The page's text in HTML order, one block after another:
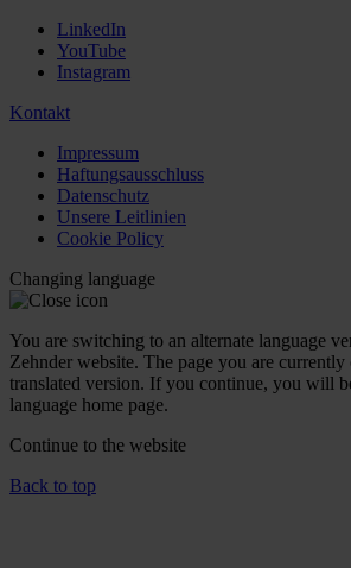
LinkedIn
YouTube
Instagram
Kontakt
Impressum
Haftungsausschluss
Datenschutz
Unsere Leitlinien
Cookie Policy
Changing language
You are switching to an alternate language
Zehnder website. The page you are currently
translated version. If you continue, you will
language home page.
Continue to the website
Back to top